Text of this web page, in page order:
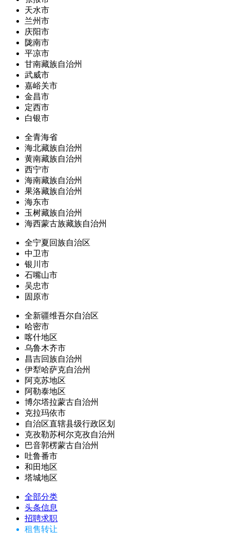
天水市
兰州市
庆阳市
陇南市
平凉市
甘南藏族自治州
武威市
嘉峪关市
金昌市
定西市
白银市
全青海省
海北藏族自治州
黄南藏族自治州
西宁市
海南藏族自治州
果洛藏族自治州
海东市
玉树藏族自治州
海西蒙古族藏族自治州
全宁夏回族自治区
中卫市
银川市
石嘴山市
吴忠市
固原市
全新疆维吾尔自治区
哈密市
喀什地区
乌鲁木齐市
昌吉回族自治州
伊犁哈萨克自治州
阿克苏地区
阿勒泰地区
博尔塔拉蒙古自治州
克拉玛依市
自治区直辖县级行政区划
克孜勒苏柯尔克孜自治州
巴音郭楞蒙古自治州
吐鲁番市
和田地区
塔城地区
全部分类
头条信息
招聘求职
租售转让